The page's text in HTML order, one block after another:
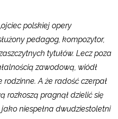
polskiej opery
pedagog, kompozytor,
tytułów. Lecz poza
zawodową, wiódł
rodzinne. A że radość czerpał
rozkoszą pragnął dzielić się
niespełna dwudziestoletni